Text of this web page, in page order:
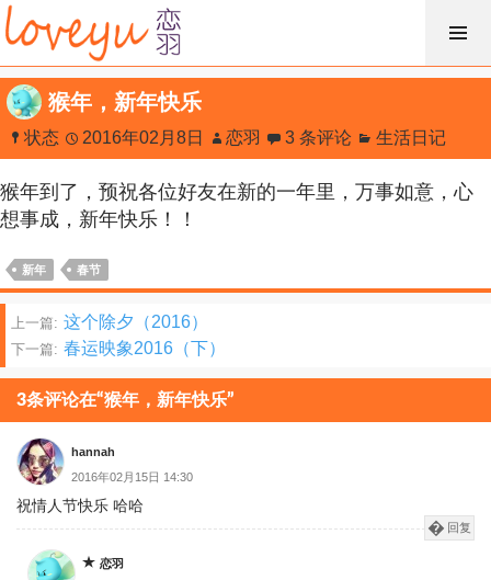
跳
过
内
容
猴年，新年快乐
状态 2016年02月8日 恋羽 3 条评论 生活日记
猴年到了，预祝各位好友在新的一年里，万事如意，心
想事成，新年快乐！！
新年 春节
文
章
分
页
上一篇: 这个除夕（2016）
下一篇: 春运映象2016（下）
3条评论在“猴年，新年快乐”
hannah
2016年02月15日 14:30
祝情人节快乐 哈哈
回复
恋羽